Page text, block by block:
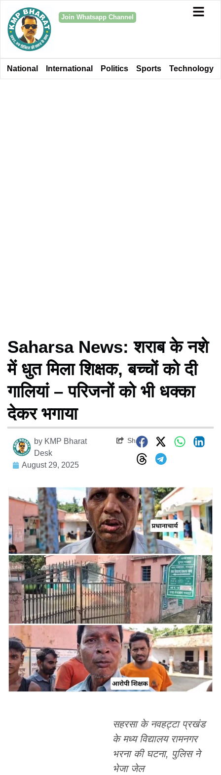
Join Whatsapp Channel
National International Politics Sports Technology
Saharsa News: शराब के नशे
में धुत मिला शिक्षक, बच्चों को दी
गालियां – परिजनों को भी धक्का
देकर भगाया
by KMP Bharat
Desk
August 29, 2025
Share
सहरसा के नवहट्टा प्रखंड
के मध्य विद्यालय रामनगर
भरना की घटना, पुलिस ने
भेजा जेल